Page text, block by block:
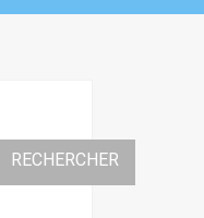
RECHERCHER